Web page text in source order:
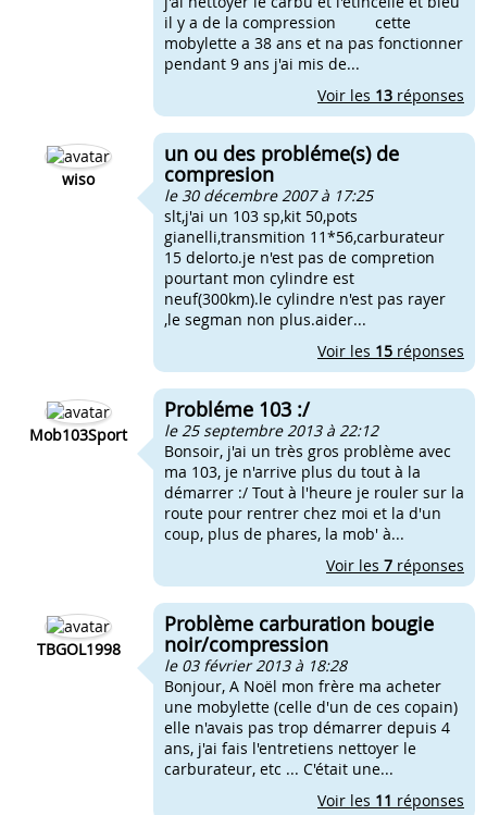
il y a de la compression cette
mobylette a 38 ans et na pas fonctionner
pendant 9 ans j'ai mis de...
Voir les 13 réponses
wiso
un ou des probléme(s) de
compresion
le 30 décembre 2007 à 17:25
slt,j'ai un 103 sp,kit 50,pots
gianelli,transmition 11*56,carburateur
15 delorto.je n'est pas de compretion
pourtant mon cylindre est
neuf(300km).le cylindre n'est pas rayer
,le segman non plus.aider...
Voir les 15 réponses
Mob103Sport
Probléme 103 :/
le 25 septembre 2013 à 22:12
Bonsoir, j'ai un très gros problème avec
ma 103, je n'arrive plus du tout à la
démarrer :/ Tout à l'heure je rouler sur la
route pour rentrer chez moi et la d'un
coup, plus de phares, la mob' à...
Voir les 7 réponses
TBGOL1998
Problème carburation bougie
noir/compression
le 03 février 2013 à 18:28
Bonjour, A Noël mon frère ma acheter
une mobylette (celle d'un de ces copain)
elle n'avais pas trop démarrer depuis 4
ans, j'ai fais l'entretiens nettoyer le
carburateur, etc ... C'était une...
Voir les 11 réponses